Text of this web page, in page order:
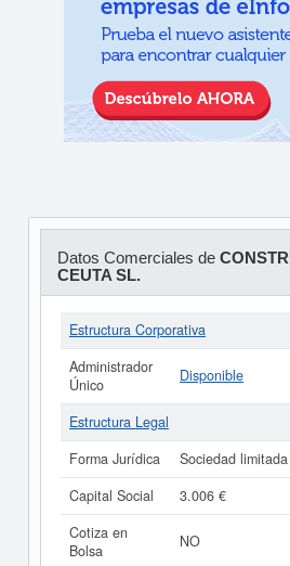
Datos Comerciales de
CEUTA SL.
Estructura Corporativa
Administrador
Único
Disponible
Estructura Legal
Forma Jurídica
Sociedad limitada
Capital Social
3.006 €
Cotiza en
Bolsa
NO